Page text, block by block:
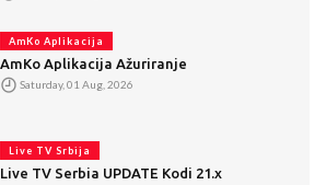
AmKo Aplikacija
AmKo Aplikacija Ažuriranje
Saturday, 01 Aug, 2026
Live TV Srbija
Live TV Serbia UPDATE Kodi 21.x